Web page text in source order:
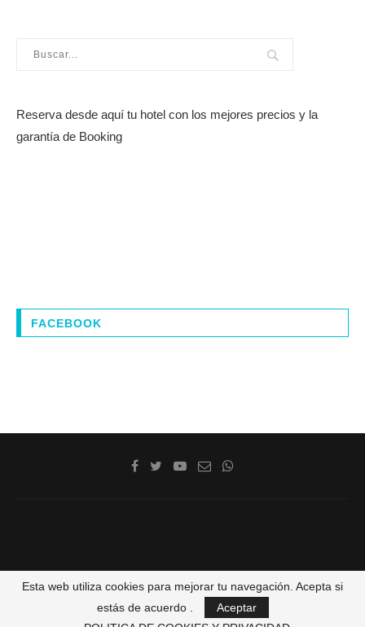
Reserva desde aquí tu hotel con los mejores precios y la
garantía de Booking
FACEBOOK
VOLVER ARRIBA
Esta web utiliza cookies para mejorar tu navegación. Acepta si
estás de acuerdo .
Aceptar